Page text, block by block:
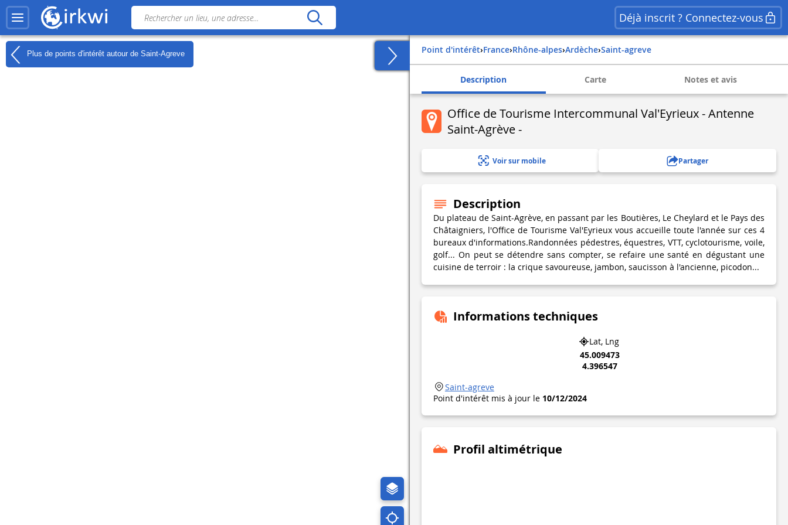
Déjà inscrit ? Connectez-vous
Plus de points d'intérêt autour de Saint-Agreve Point d'intérêt› france› rhône-alpes› ardèche› saint-agreve
Description Carte Notes et avis
Office de Tourisme Intercommunal Val'Eyrieux - Antenne
Saint-Agrève -
Voir sur mobile Partager
Description
Du plateau de Saint-Agrève, en passant par les Boutières, Le Cheylard et le Pays des
Châtaigniers, l'Office de Tourisme Val'Eyrieux vous accueille toute l'année sur ces 4
bureaux d'informations.Randonnées pédestres, équestres, VTT, cyclotourisme, voile,
golf... On peut se détendre sans compter, se refaire une santé en dégustant une
cuisine de terroir : la crique savoureuse, jambon, saucisson à l'ancienne, picodon...
Informations techniques
Lat, Lng
45.009473
4.396547
Saint-agreve
Point d'intérêt mis à jour le 10/12/2024
Profil altimétrique